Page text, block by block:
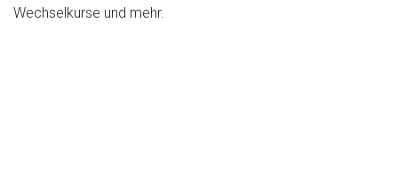
Wechselkurse und mehr.